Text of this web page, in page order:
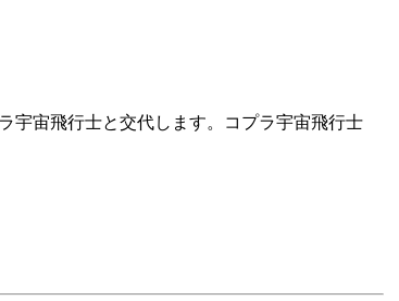
宇宙飛行士と交代します。コプラ宇宙飛行士